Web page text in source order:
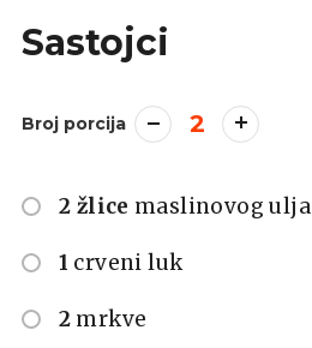
Sastojci
Broj porcija 2
2 žlice maslinovog ulja
1 crveni luk
2 mrkve